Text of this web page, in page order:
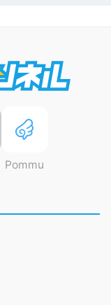
Pommu